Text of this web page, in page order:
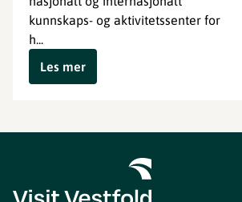
kunnskaps- og aktivitetssenter for
h...
Les mer